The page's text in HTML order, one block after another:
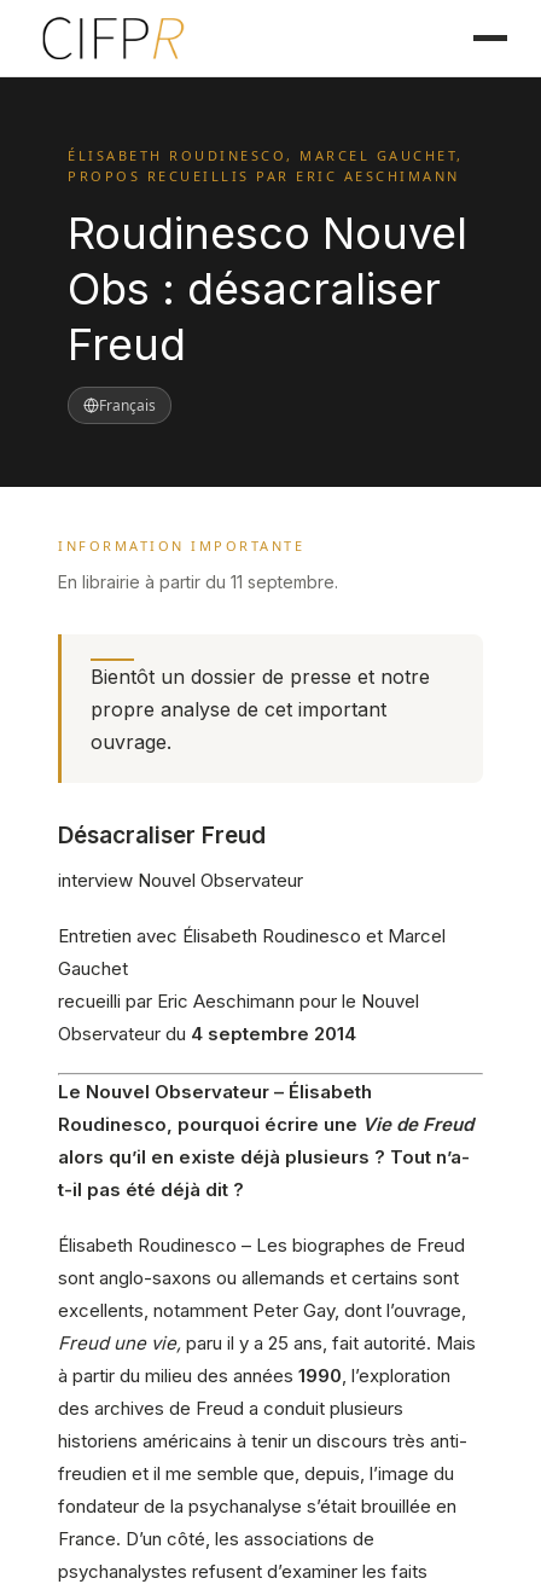
ÉLISABETH ROUDINESCO, MARCEL GAUCHET,
PROPOS RECUEILLIS PAR ERIC AESCHIMANN
Roudinesco Nouvel
Obs : désacraliser
Freud
Français
INFORMATION IMPORTANTE
En librairie à partir du 11 septembre.
Bientôt un dossier de presse et notre
propre analyse de cet important
ouvrage.
Désacraliser Freud
interview Nouvel Observateur
Entretien avec Élisabeth Roudinesco et Marcel
Gauchet
recueilli par Eric Aeschimann pour le Nouvel
Observateur du 4 septembre 2014
Le Nouvel Observateur – Élisabeth
Roudinesco, pourquoi écrire une Vie de Freud
alors qu’il en existe déjà plusieurs ? Tout n’a-
t-il pas été déjà dit ?
Élisabeth Roudinesco – Les biographes de Freud
sont anglo-saxons ou allemands et certains sont
excellents, notamment Peter Gay, dont l’ouvrage,
Freud une vie, paru il y a 25 ans, fait autorité. Mais
à partir du milieu des années 1990 , l’exploration
des archives de Freud a conduit plusieurs
historiens américains à tenir un discours très anti-
freudien et il me semble que, depuis, l’image du
fondateur de la psychanalyse s’était brouillée en
France. D’un côté, les associations de
psychanalystes refusent d’examiner les faits